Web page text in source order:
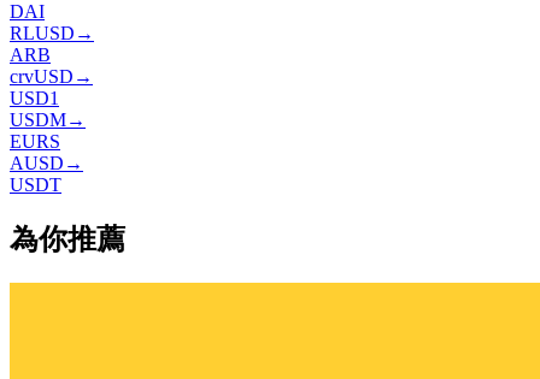
DAI
RLUSD →
ARB
crvUSD →
USD1
USDM→
EURS
AUSD →
USDT
為你推薦